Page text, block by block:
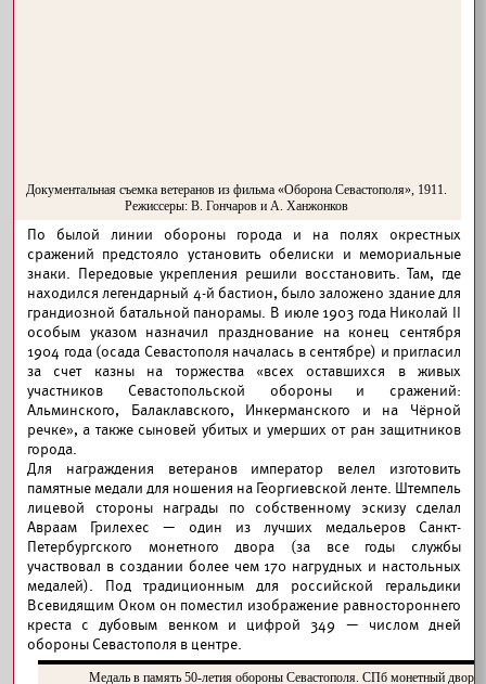
Документальная съемка ветеранов из фильма «Оборона Севастополя», 1911.
Режиссеры: В. Гончаров и А. Ханжонков
По былой линии обороны города и на полях окрестных
сражений предстояло установить обелиски и мемориальные
знаки. Передовые укрепления решили восстановить. Там, где
находился легендарный 4-й бастион, было заложено здание для
грандиозной батальной панорамы. В июле 1903 года Николай II
особым указом назначил празднование на конец сентября
1904 года (осада Севастополя началась в сентябре) и пригласил
за счет казны на торжества «всех оставшихся в живых
участников Севастопольской обороны и сражений:
Альминского, Балаклавского, Инкерманского и на Чёрной
речке», а также сыновей убитых и умерших от ран защитников
города.
Для награждения ветеранов император велел изготовить
памятные медали для ношения на Георгиевской ленте. Штемпель
лицевой стороны награды по собственному эскизу сделал
Авраам Грилехес — один из лучших медальеров Санкт-
Петербургского монетного двора (за все годы службы
участвовал в создании более чем 170 нагрудных и настольных
медалей). Под традиционным для российской геральдики
Всевидящим Оком он поместил изображение равностороннего
креста с дубовым венком и цифрой 349 — числом дней
обороны Севастополя в центре.
Медаль в память 50-летия обороны Севастополя. СПб монетный двор,